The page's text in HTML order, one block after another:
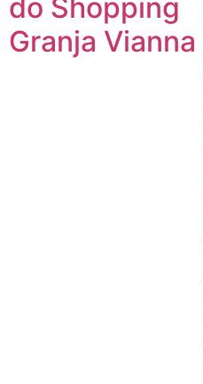
do Shopping
Granja Vianna